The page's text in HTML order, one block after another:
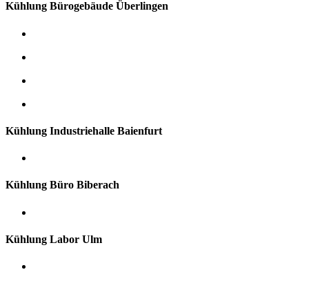
Kühlung Bürogebäude Überlingen
Kühlung Industriehalle Baienfurt
Kühlung Büro Biberach
Kühlung Labor Ulm